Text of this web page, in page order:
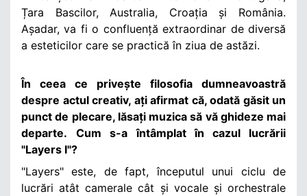
Țara Bascilor, Australia, Croația și România.
Așadar, va fi o confluență extraordinar de diversă
a esteticilor care se practică în ziua de astăzi.
În ceea ce privește filosofia dumneavoastră
despre actul creativ, ați afirmat că, odată găsit un
punct de plecare, lăsați muzica să vă ghideze mai
departe.
Cum s-a întâmplat în cazul lucrării
"Layers I"?
"Layers" este, de fapt, începutul unui ciclu de
lucrări atât camerale cât și vocale și orchestrale